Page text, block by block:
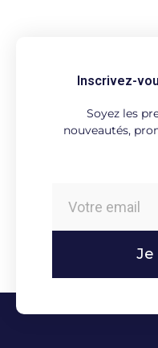
Inscrivez-
Soyez les
nouveautés,
Je